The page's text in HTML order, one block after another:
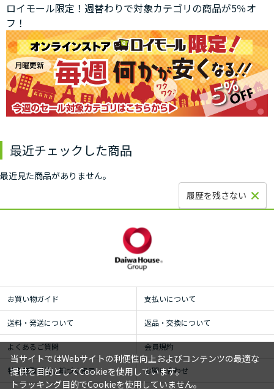
ロイモール限定！週替わりで対象カテゴリの商品が5％オ
フ！
最近チェックした商品
最近見た商品がありません。
履歴を残さない
お買い物ガイド 支払いについて
送料・発送について 返品・交換について
よくあるご質問 会員規約
特定商取引法に基づく表示 お問い合わせ
当サイトではWebサイトの利便性向上およびコンテンツの最適な
提供を目的としてCookieを使用しています。
トラッキング目的でCookieを使用していません。